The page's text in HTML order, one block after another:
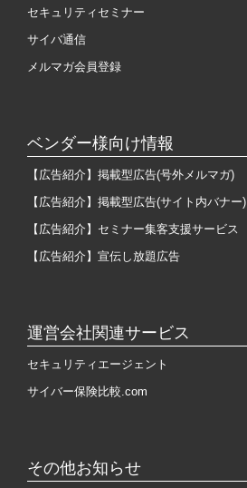
セキュリティセミナー
サイバ通信
メルマガ会員登録
ベンダー様向け情報
【広告紹介】掲載型広告(号外メルマガ)
【広告紹介】掲載型広告(サイト内バナー)
【広告紹介】セミナー集客支援サービス
【広告紹介】宣伝し放題広告
運営会社関連サービス
セキュリティエージェント
サイバー保険比較.com
その他お知らせ